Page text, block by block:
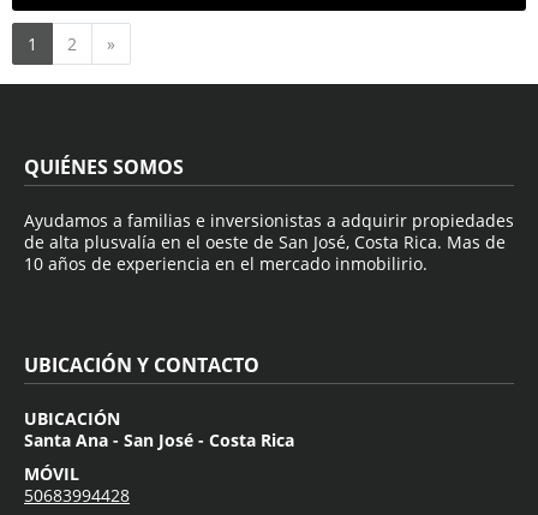
1 2 »
QUIÉNES SOMOS
Ayudamos a familias e inversionistas a adquirir propiedades
de alta plusvalía en el oeste de San José, Costa Rica. Mas de
10 años de experiencia en el mercado inmobilirio.
UBICACIÓN Y CONTACTO
UBICACIÓN
Santa Ana - San José - Costa Rica
MÓVIL
50683994428